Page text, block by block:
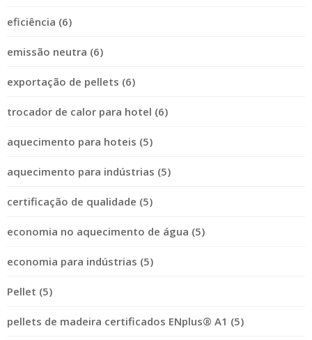
eficiência (6)
emissão neutra (6)
exportação de pellets (6)
trocador de calor para hotel (6)
aquecimento para hoteis (5)
aquecimento para indústrias (5)
certificação de qualidade (5)
economia no aquecimento de água (5)
economia para indústrias (5)
Pellet (5)
pellets de madeira certificados ENplus® A1 (5)